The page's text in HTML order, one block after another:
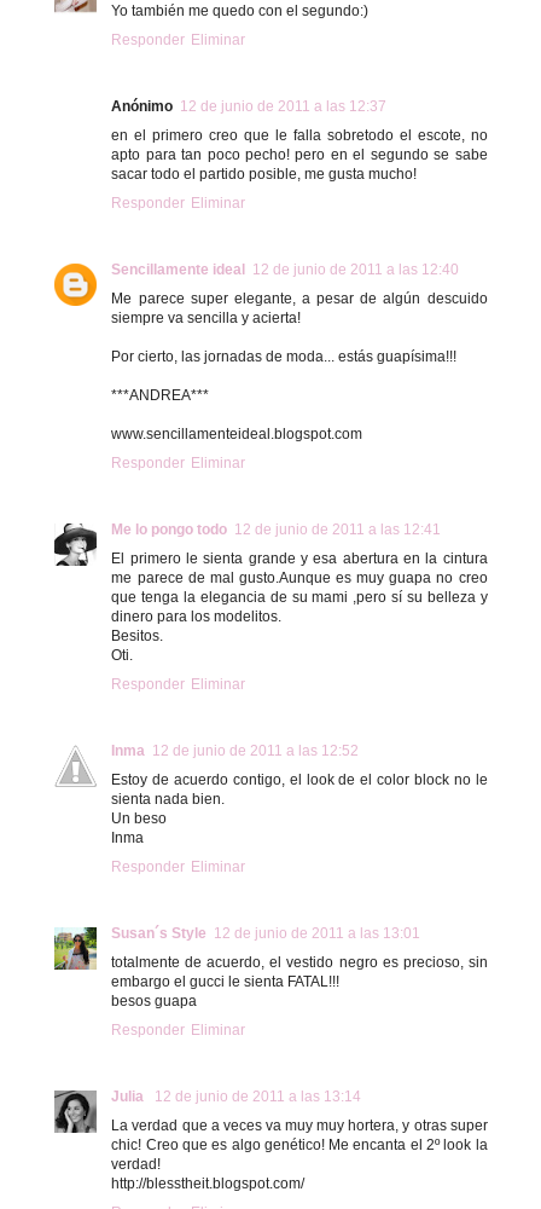
Yo también me quedo con el segundo:)
Responder Eliminar
Anónimo 12 de junio de 2011 a las 12:37
en el primero creo que le falla sobretodo el escote, no
apto para tan poco pecho! pero en el segundo se sabe
sacar todo el partido posible, me gusta mucho!
Responder Eliminar
Sencillamente ideal
12 de junio de 2011 a las 12:40
Me parece super elegante, a pesar de algún descuido
siempre va sencilla y acierta!
Por cierto, las jornadas de moda... estás guapísima!!!
***ANDREA***
www.sencillamenteideal.blogspot.com
Responder Eliminar
Me lo pongo todo 12 de junio de 2011 a las 12:41
El primero le sienta grande y esa abertura en la cintura
me parece de mal gusto.Aunque es muy guapa no creo
que tenga la elegancia de su mami ,pero sí su belleza y
dinero para los modelitos.
Besitos.
Oti.
Responder Eliminar
Inma 12 de junio de 2011 a las 12:52
Estoy de acuerdo contigo, el look de el color block no le
sienta nada bien.
Un beso
Inma
Responder Eliminar
Susan´s Style 12 de junio de 2011 a las 13:01
totalmente de acuerdo, el vestido negro es precioso, sin
embargo el gucci le sienta FATAL!!!
besos guapa
Responder Eliminar
Julia
12 de junio de 2011 a las 13:14
La verdad que a veces va muy muy hortera, y otras super
chic! Creo que es algo genético! Me encanta el 2º look la
verdad!
http://blesstheit.blogspot.com/